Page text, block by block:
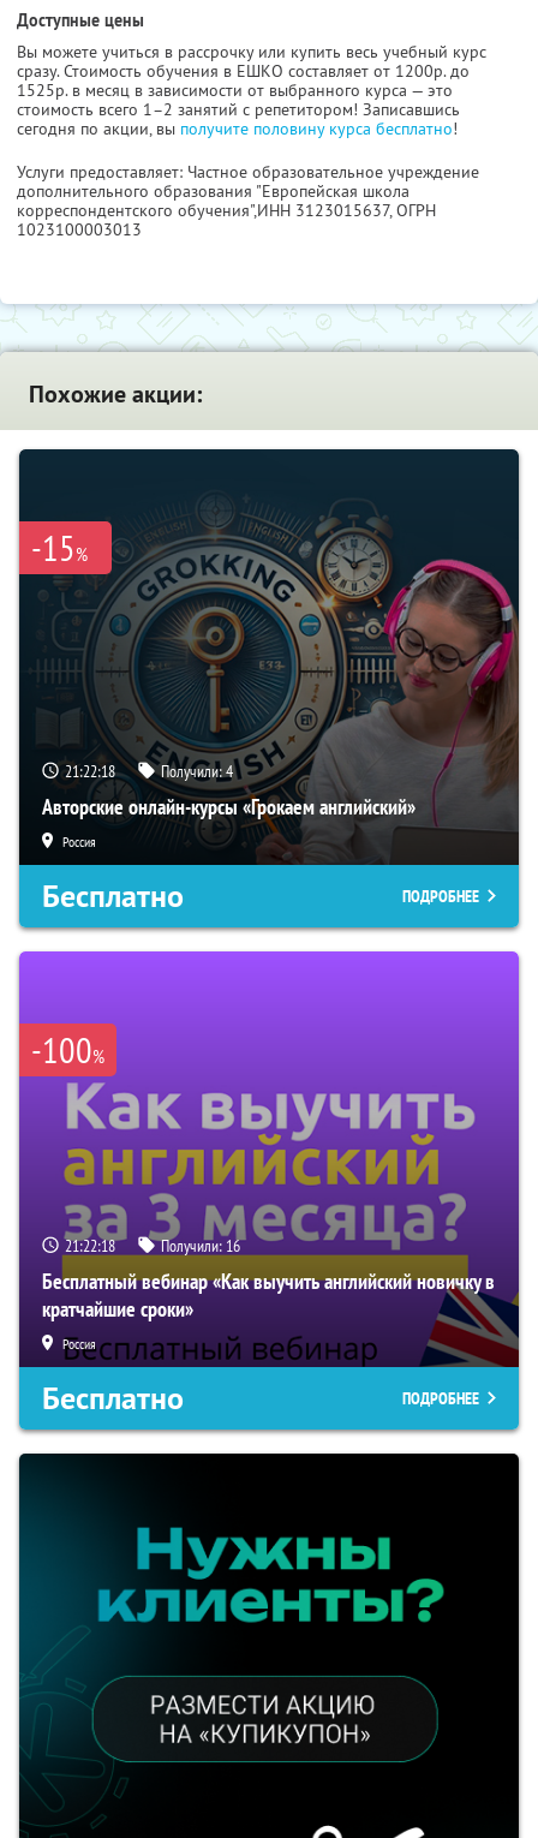
Доступные цены
Вы можете учиться в рассрочку или купить весь учебный курс
сразу. Стоимость обучения в ЕШКО составляет от 1200р. до
1525р. в месяц в зависимости от выбранного курса — это
стоимость всего 1–2 занятий с репетитором! Записавшись
сегодня по акции, вы получите половину курса бесплатно!
Услуги предоставляет: Частное образовательное учреждение
дополнительного образования "Европейская школа
корреспондентского обучения",ИНН 3123015637, ОГРН
1023100003013
Похожие акции:
-15%
21:22:17 Получили:4
Авторские онлайн-курсы «Грокаем английский»
Россия
Бесплатно ПОДРОБНЕЕ
-100%
21:22:17 Получили: 16
Бесплатный вебинар «Как выучить английский новичку в
кратчайшие сроки»
Россия
Бесплатно ПОДРОБНЕЕ